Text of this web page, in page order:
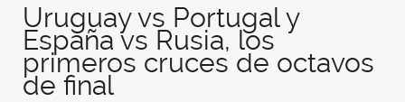
Uruguay vs Portugal y
España vs Rusia, los
primeros cruces de octavos
de final